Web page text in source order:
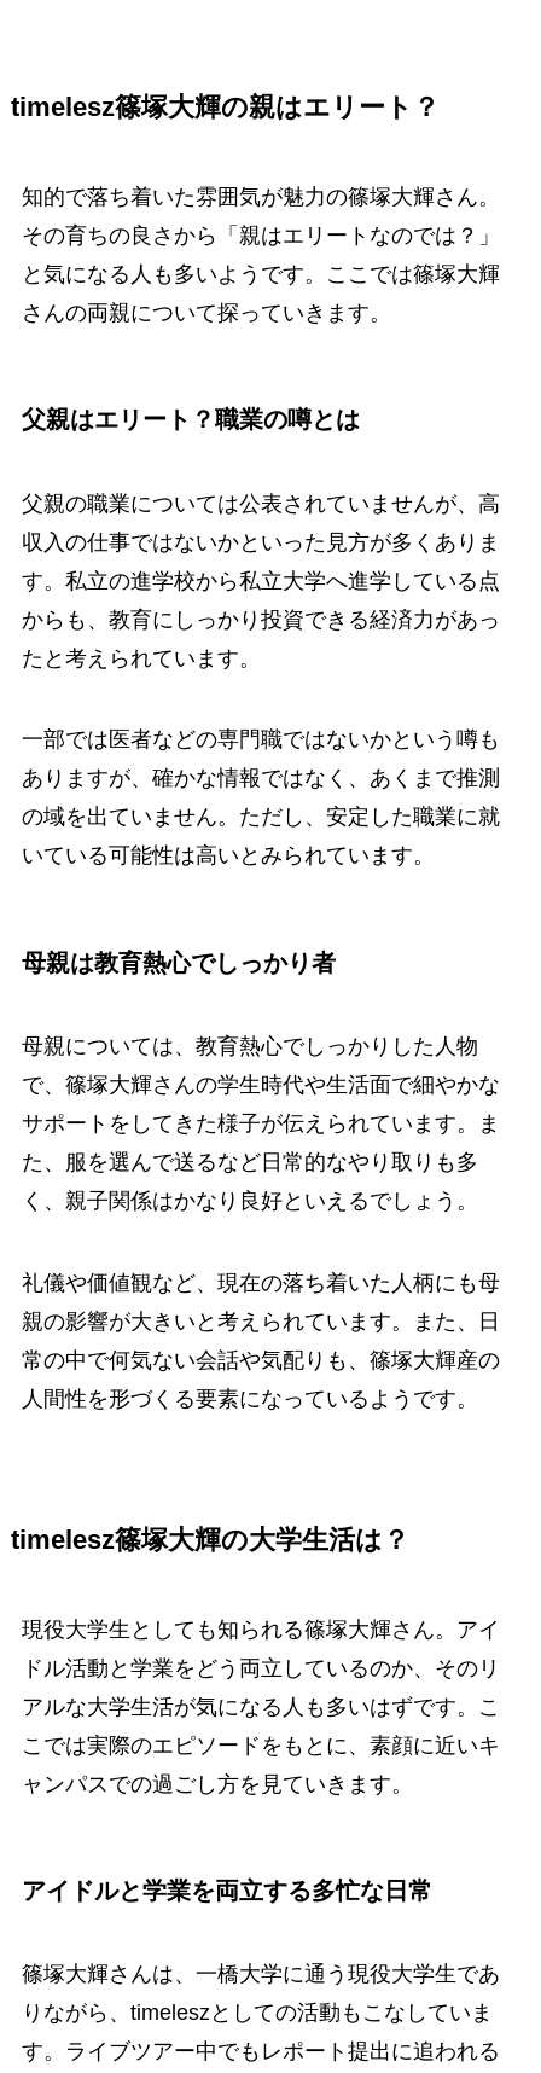
timelesz篠塚大輝の親はエリート？
知的で落ち着いた雰囲気が魅力の篠塚大輝さん。
その育ちの良さから「親はエリートなのでは？」
と気になる人も多いようです。ここでは篠塚大輝
さんの両親について探っていきます。
父親はエリート？職業の噂とは
父親の職業については公表されていませんが、高
収入の仕事ではないかといった見方が多くありま
す。私立の進学校から私立大学へ進学している点
からも、教育にしっかり投資できる経済力があっ
たと考えられています。
一部では医者などの専門職ではないかという噂も
ありますが、確かな情報ではなく、あくまで推測
の域を出ていません。ただし、安定した職業に就
いている可能性は高いとみられています。
母親は教育熱心でしっかり者
母親については、教育熱心でしっかりした人物
で、篠塚大輝さんの学生時代や生活面で細やかな
サポートをしてきた様子が伝えられています。ま
た、服を選んで送るなど日常的なやり取りも多
く、親子関係はかなり良好といえるでしょう。
礼儀や価値観など、現在の落ち着いた人柄にも母
親の影響が大きいと考えられています。また、日
常の中で何気ない会話や気配りも、篠塚大輝産の
人間性を形づくる要素になっているようです。
timelesz篠塚大輝の大学生活は？
現役大学生としても知られる篠塚大輝さん。アイ
ドル活動と学業をどう両立しているのか、そのリ
アルな大学生活が気になる人も多いはずです。こ
こでは実際のエピソードをもとに、素顔に近いキ
ャンパスでの過ごし方を見ていきます。
アイドルと学業を両立する多忙な日常
篠塚大輝さんは、一橋大学に通う現役大学生であ
りながら、timeleszとしての活動もこなしていま
す。ライブツアー中でもレポート提出に追われる